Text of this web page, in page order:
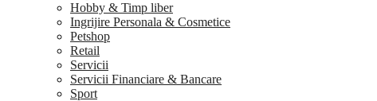
Hobby & Timp liber
Ingrijire Personala & Cosmetice
Petshop
Retail
Servicii
Servicii Financiare & Bancare
Sport